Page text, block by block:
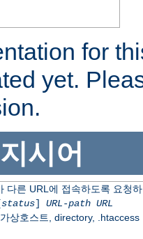
for
yet.
지시어
다른 URL에 접속하도록 요청
status] URL-path URL
상호스트, directory, .htaccess